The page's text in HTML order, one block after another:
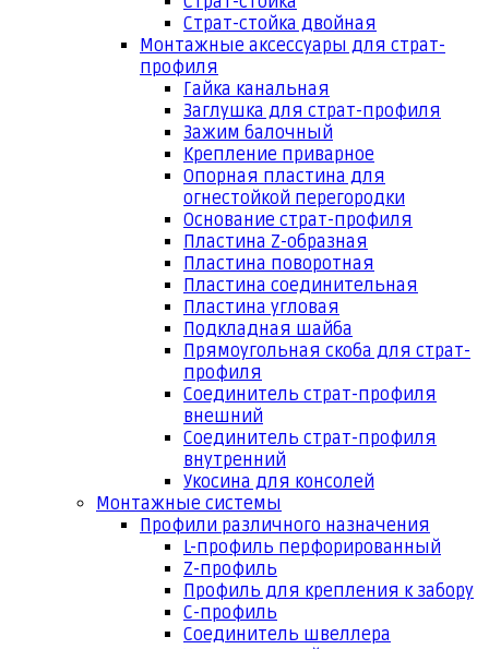
Страт-стойка двойная
Монтажные аксессуары для страт-
профиля
Гайка канальная
Заглушка для страт-профиля
Зажим балочный
Крепление приварное
Опорная пластина для
огнестойкой перегородки
Основание страт-профиля
Пластина Z-образная
Пластина поворотная
Пластина соединительная
Пластина угловая
Подкладная шайба
Прямоугольная скоба для страт-
профиля
Соединитель страт-профиля
внешний
Соединитель страт-профиля
внутренний
Укосина для консолей
Монтажные системы
Профили различного назначения
L-профиль перфорированный
Z-профиль
Профиль для крепления к забору
С-профиль
Соединитель швеллера